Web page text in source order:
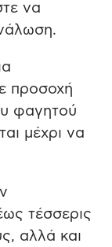
να
προσοχή
φαγητού
μέχρι να
τέσσερις
αλλά και